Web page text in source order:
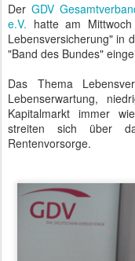
Der GDV
e.V. hatte am
Lebensversicherung" in
"Band des Bundes"
Das Thema
Lebenserwartung,
Kapitalmarkt immer
streiten sich über
Rentenvorsorge.